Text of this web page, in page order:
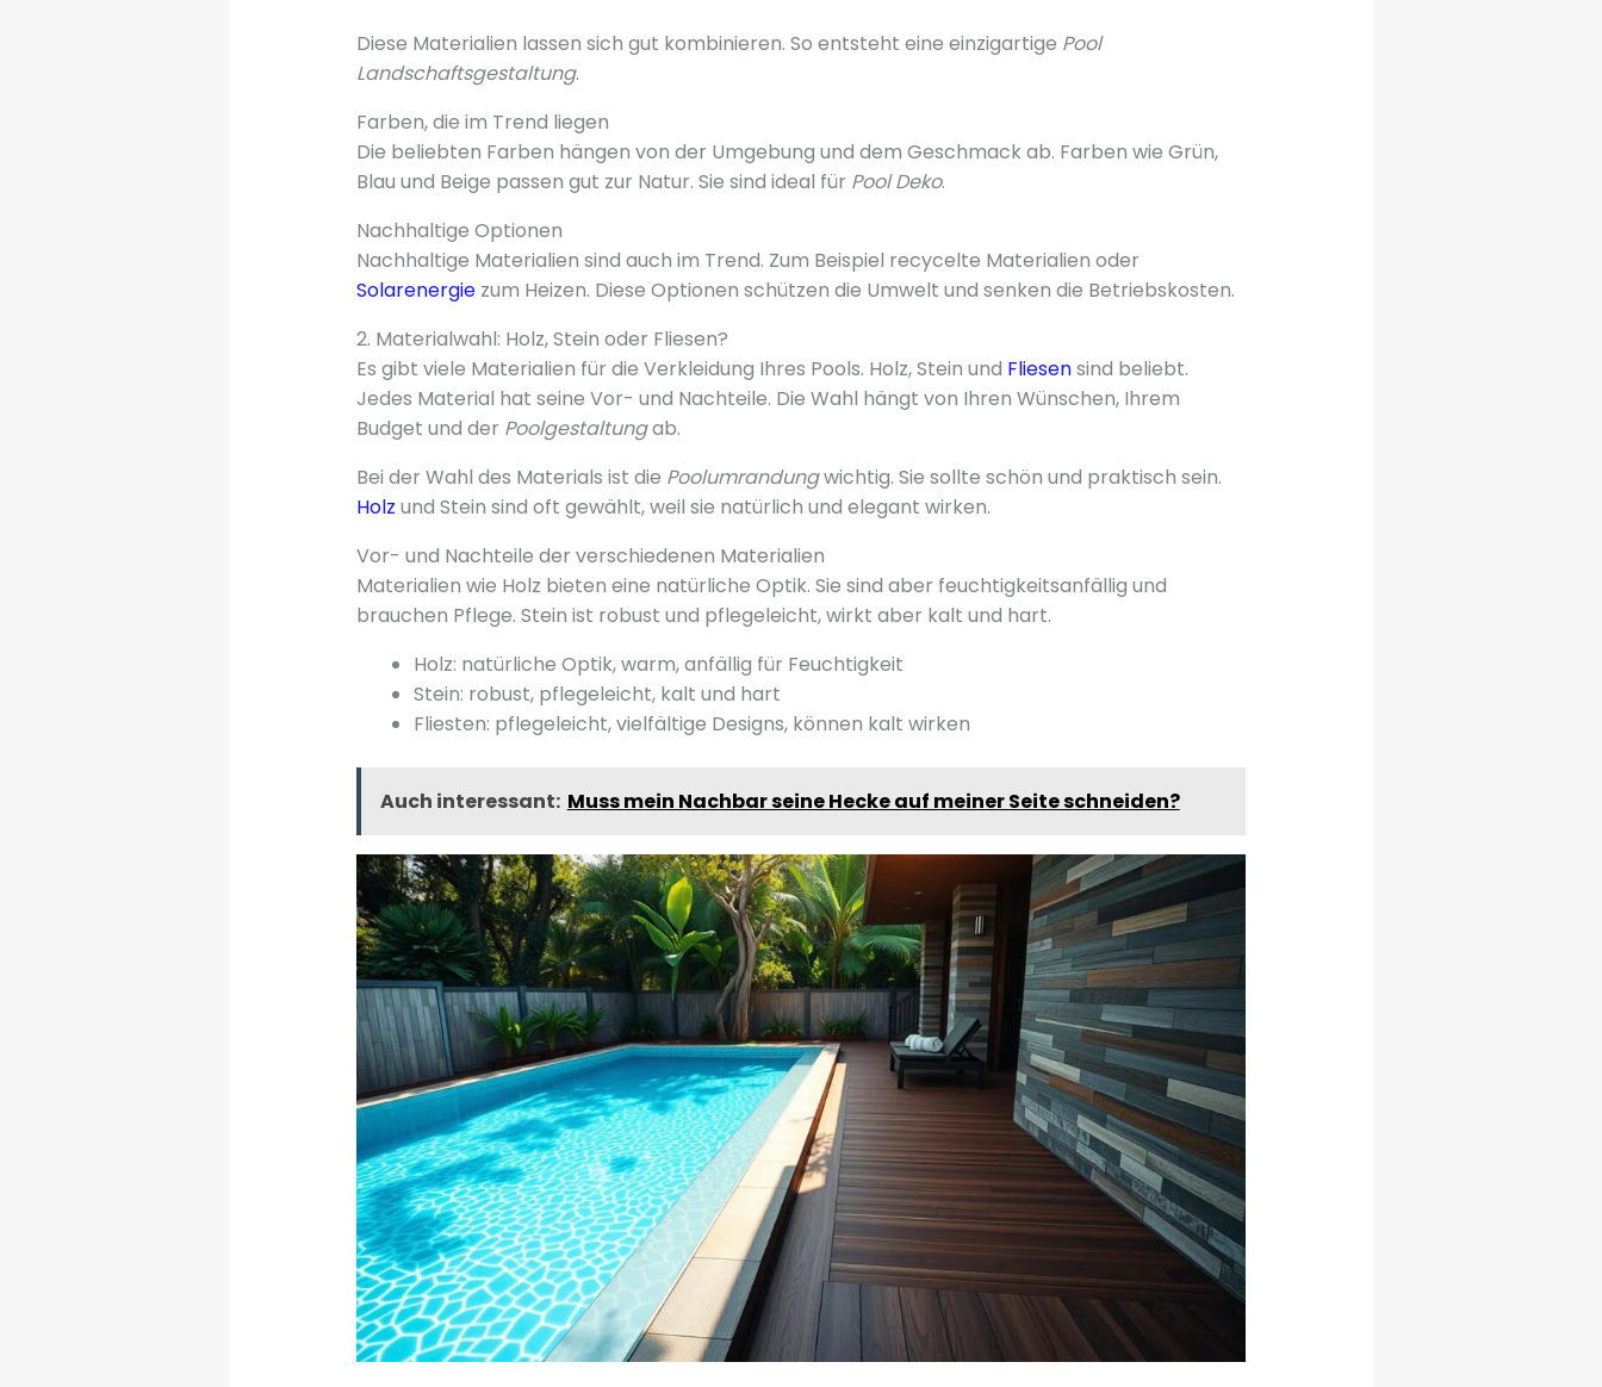
Diese Materialien lassen sich gut kombinieren. So entsteht eine einzigartige Pool
Landschaftsgestaltung.
Farben, die im Trend liegen
Die beliebten Farben hängen von der Umgebung und dem Geschmack ab. Farben wie Grün,
Blau und Beige passen gut zur Natur. Sie sind ideal für Pool Deko.
Nachhaltige Optionen
Nachhaltige Materialien sind auch im Trend. Zum Beispiel recycelte Materialien oder
Solarenergiezum Heizen. Diese Optionen schützen die Umwelt und senken die Betriebskosten.
2. Materialwahl: Holz, Stein oder Fliesen?
Es gibt viele Materialien für die Verkleidung Ihres Pools. Holz, Stein und Fliesensind beliebt.
Jedes Material hat seine Vor- und Nachteile. Die Wahl hängt von Ihren Wünschen, Ihrem
Budget und der Poolgestaltungab.
Bei der Wahl des Materials ist die Poolumrandungwichtig. Sie sollte schön und praktisch sein.
Holz und Stein sind oft gewählt, weil sie natürlich und elegant wirken.
Vor- und Nachteile der verschiedenen Materialien
Materialien wie Holz bieten eine natürliche Optik. Sie sind aber feuchtigkeitsanfällig und
brauchen Pflege. Stein ist robust und pflegeleicht, wirkt aber kalt und hart.
Holz: natürliche Optik, warm, anfällig für Feuchtigkeit
Stein: robust, pflegeleicht, kalt und hart
Fliesten: pflegeleicht, vielfältige Designs, können kalt wirken
Auch interessant: Muss mein Nachbar seine Hecke auf meiner Seite schneiden?